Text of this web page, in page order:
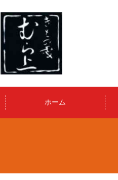
ホーム